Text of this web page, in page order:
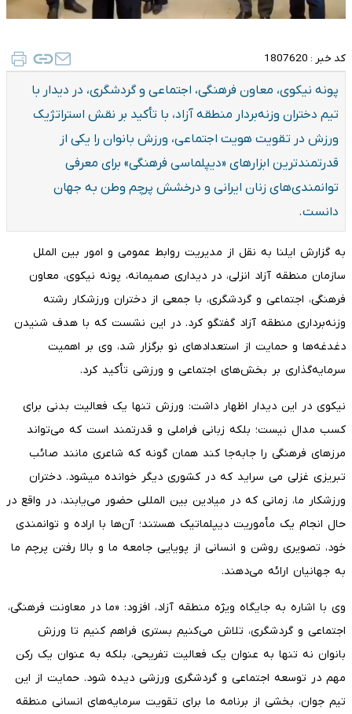
کد خبر : 1807620
پونه نیکوی، معاون فرهنگی، اجتماعی و گردشگری، در دیدار با
تیم دختران وزنه‌بردار منطقه آزاد، با تأکید بر نقش استراتژیک
ورزش در تقویت هویت اجتماعی، ورزش بانوان را یکی از
قدرتمندترین ابزارهای «دیپلماسی فرهنگی» برای معرفی
توانمندی‌های زنان ایرانی و درخشش پرچم وطن به جهان
دانست.
به گزارش ایلنا به نقل از مدیریت روابط عمومی و امور بین الملل
سازمان منطقه آزاد انزلی، در دیداری صمیمانه، پونه نیکوی، معاون
فرهنگی، اجتماعی و گردشگری، با جمعی از دختران ورزشکار رشته
وزنه‌برداری منطقه آزاد گفتگو کرد. در این نشست که با هدف شنیدن
دغدغه‌ها و حمایت از استعدادهای نو برگزار شد، وی بر اهمیت
سرمایه‌گذاری بر بخش‌های اجتماعی و ورزشی تأکید کرد.
نیکوی در این دیدار اظهار داشت: ورزش تنها یک فعالیت بدنی برای
کسب مدال نیست؛ بلکه زبانی فراملی و قدرتمند است که می‌تواند
مرزهای فرهنگی را جابه‌جا کند همان گونه که شاعری مانند صائب
تبریزی غزلی می سراید که در کشوری دیگر خوانده میشود. دختران
ورزشکار ما، زمانی که در میادین بین المللی حضور می‌یابند، در واقع در
حال انجام یک مأموریت دیپلماتیک هستند؛ آن‌ها با اراده و توانمندی
خود، تصویری روشن و انسانی از پویایی جامعه ما و بالا رفتن پرچم ما
به جهانیان ارائه می‌دهند.
وی با اشاره به جایگاه ویژه منطقه آزاد، افزود: «ما در معاونت فرهنگی،
اجتماعی و گردشگری، تلاش می‌کنیم بستری فراهم کنیم تا ورزش
بانوان نه تنها به عنوان یک فعالیت تفریحی، بلکه به عنوان یک رکن
مهم در توسعه اجتماعی و گردشگری ورزشی دیده شود. حمایت از این
تیم جوان، بخشی از برنامه ما برای تقویت سرمایه‌های انسانی منطقه